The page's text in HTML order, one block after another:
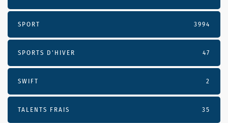
SPORT 3994
SPORTS D'HIVER 47
SWIFT 2
TALENTS FRAIS 35